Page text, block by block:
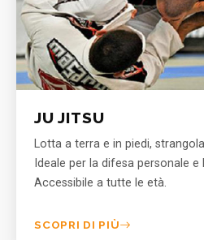
JU JITSU
Lotta a terra e in piedi,
Ideale per la difesa personale
Accessibile a tutte le età.
SCOPRI DI PIÙ